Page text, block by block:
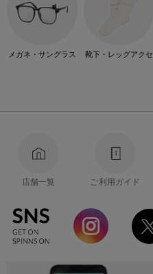
メガネ・サングラス 靴下・レッグアクセ
店舗一覧 ご利用ガイド